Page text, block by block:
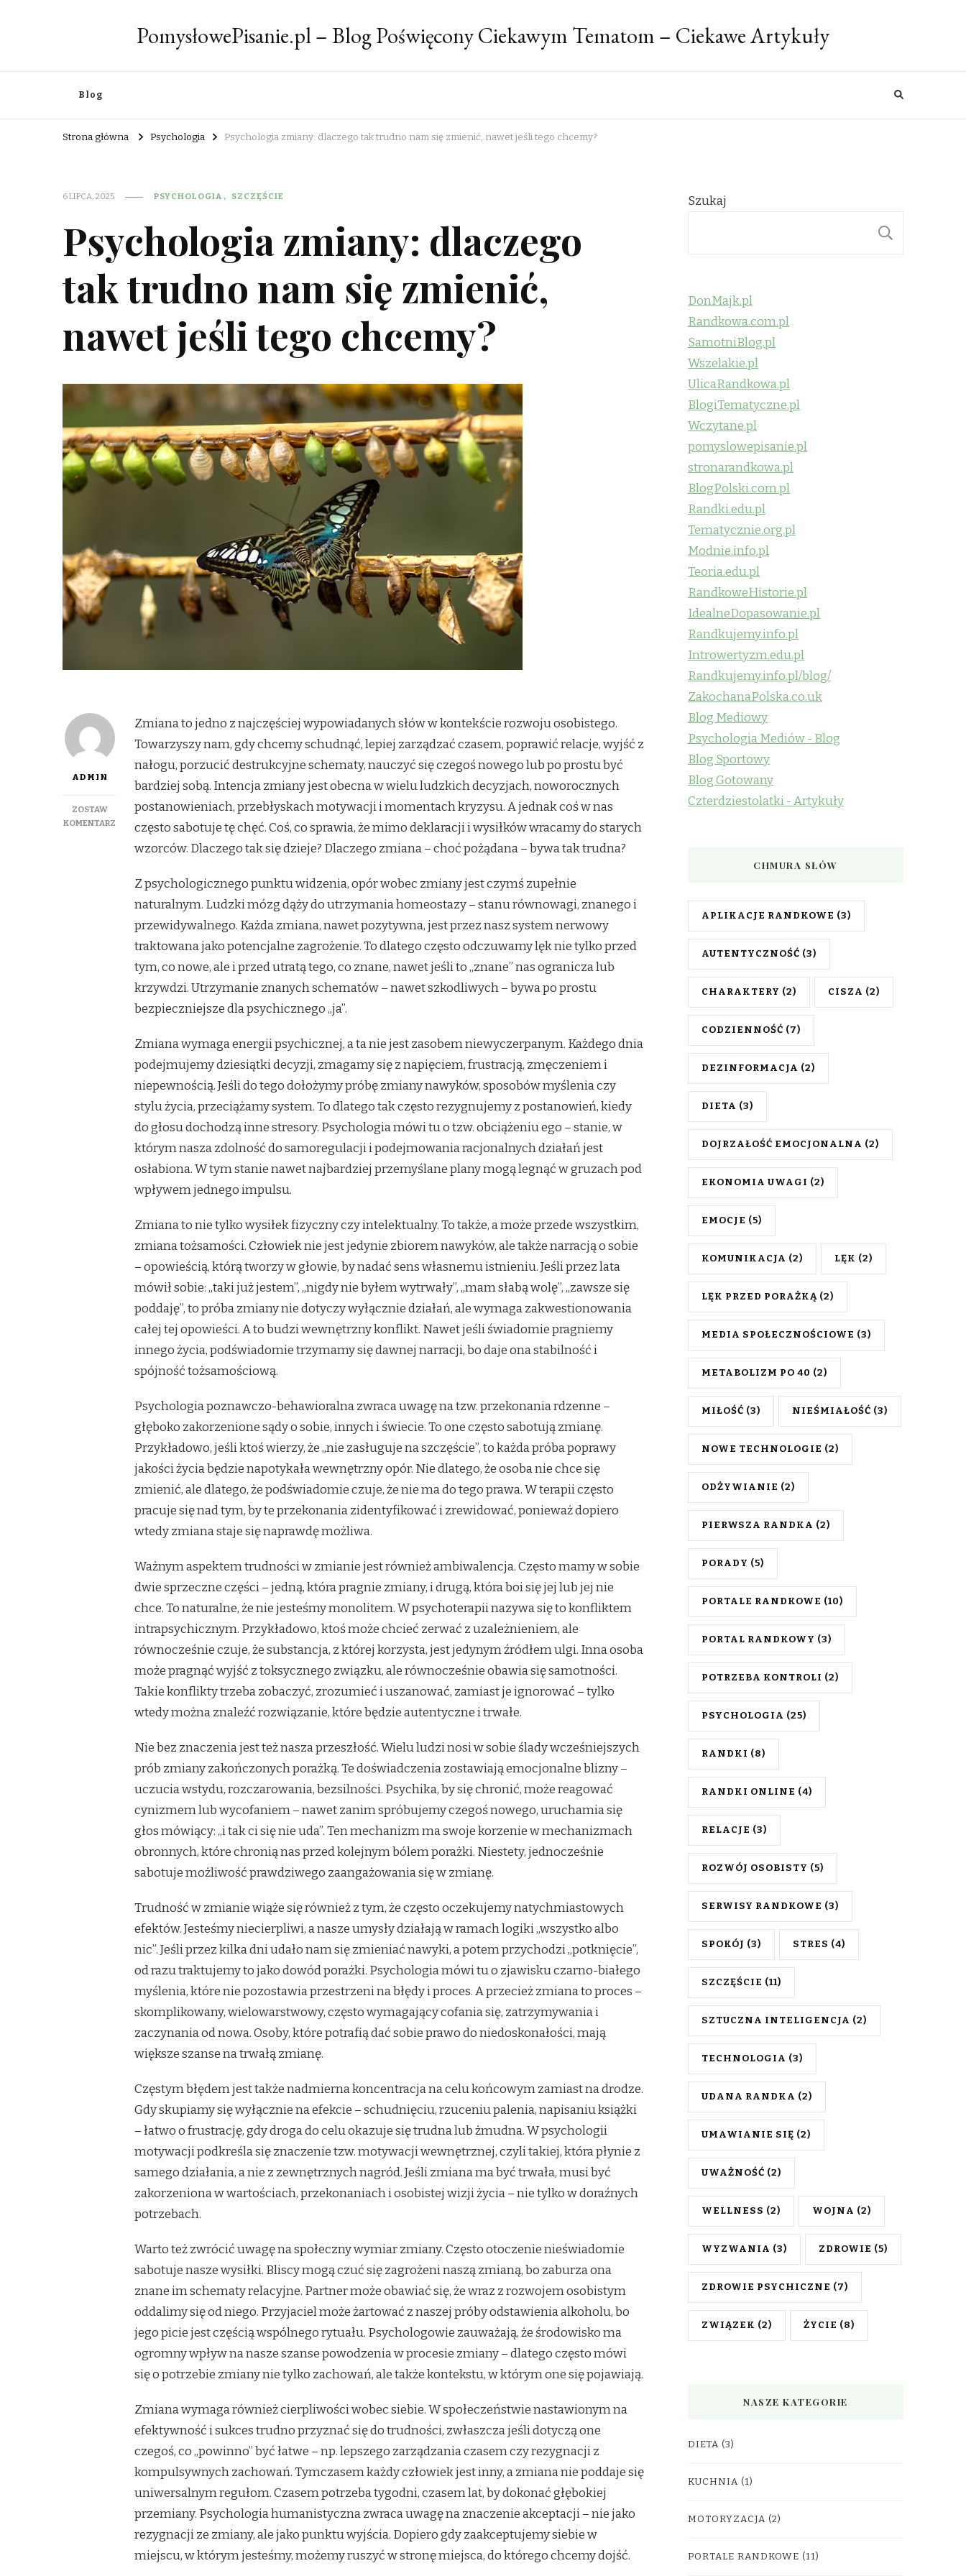
PomysłowePisanie.pl – Blog Poświęcony Ciekawym Tematom – Ciekawe Artykuły
Blog
Strona główna Psychologia Psychologia zmiany: dlaczego tak trudno nam się zmienić, nawet jeśli tego chcemy?
6 LIPCA, 2025 PSYCHOLOGIA SZCZĘŚCIE
Psychologia zmiany: dlaczego
tak trudno nam się zmienić,
nawet jeśli tego chcemy?
ADMIN
ZOSTAW
KOMENTARZ
PSYCHOLOGIA
ZMIANY:
TRUDNO
ZMIENIĆ,
NAWET
TEGO
CHCEMY?
Zmiana to jedno z najczęściej wypowiadanych słów w kontekście rozwoju osobistego.
Towarzyszy nam, gdy chcemy schudnąć, lepiej zarządzać czasem, poprawić relacje, wyjść z
nałogu, porzucić destrukcyjne schematy, nauczyć się czegoś nowego lub po prostu być
bardziej sobą. Intencja zmiany jest obecna w wielu ludzkich decyzjach, noworocznych
postanowieniach, przebłyskach motywacji i momentach kryzysu. A jednak coś w nas
często sabotuje tę chęć. Coś, co sprawia, że mimo deklaracji i wysiłków wracamy do starych
wzorców. Dlaczego tak się dzieje? Dlaczego zmiana – choć pożądana – bywa tak trudna?
Z psychologicznego punktu widzenia, opór wobec zmiany jest czymś zupełnie
naturalnym. Ludzki mózg dąży do utrzymania homeostazy – stanu równowagi, znanego i
przewidywalnego. Każda zmiana, nawet pozytywna, jest przez nasz system nerwowy
traktowana jako potencjalne zagrożenie. To dlatego często odczuwamy lęk nie tylko przed
tym, co nowe, ale i przed utratą tego, co znane, nawet jeśli to „znane” nas ogranicza lub
krzywdzi. Utrzymanie znanych schematów – nawet szkodliwych – bywa po prostu
bezpieczniejsze dla psychicznego „ja”.
Zmiana wymaga energii psychicznej, a ta nie jest zasobem niewyczerpanym. Każdego dnia
podejmujemy dziesiątki decyzji, zmagamy się z napięciem, frustracją, zmęczeniem i
niepewnością. Jeśli do tego dołożymy próbę zmiany nawyków, sposobów myślenia czy
stylu życia, przeciążamy system. To dlatego tak często rezygnujemy z postanowień, kiedy
do głosu dochodzą inne stresory. Psychologia mówi tu o tzw. obciążeniu ego – stanie, w
którym nasza zdolność do samoregulacji i podejmowania racjonalnych działań jest
osłabiona. W tym stanie nawet najbardziej przemyślane plany mogą legnąć w gruzach pod
wpływem jednego impulsu.
Zmiana to nie tylko wysiłek fizyczny czy intelektualny. To także, a może przede wszystkim,
zmiana tożsamości. Człowiek nie jest jedynie zbiorem nawyków, ale także narracją o sobie
– opowieścią, którą tworzy w głowie, by nadać sens własnemu istnieniu. Jeśli przez lata
mówił sobie: „taki już jestem”, „nigdy nie byłem wytrwały”, „mam słabą wolę”, „zawsze się
poddaję”, to próba zmiany nie dotyczy wyłącznie działań, ale wymaga zakwestionowania
całej tej opowieści. A to budzi wewnętrzny konflikt. Nawet jeśli świadomie pragniemy
innego życia, podświadomie trzymamy się dawnej narracji, bo daje ona stabilność i
spójność tożsamościową.
Psychologia poznawczo-behawioralna zwraca uwagę na tzw. przekonania rdzenne –
głęboko zakorzenione sądy o sobie, innych i świecie. To one często sabotują zmianę.
Przykładowo, jeśli ktoś wierzy, że „nie zasługuje na szczęście”, to każda próba poprawy
jakości życia będzie napotykała wewnętrzny opór. Nie dlatego, że osoba nie chce się
zmienić, ale dlatego, że podświadomie czuje, że nie ma do tego prawa. W terapii często
pracuje się nad tym, by te przekonania zidentyfikować i zrewidować, ponieważ dopiero
wtedy zmiana staje się naprawdę możliwa.
Ważnym aspektem trudności w zmianie jest również ambiwalencja. Często mamy w sobie
dwie sprzeczne części – jedną, która pragnie zmiany, i drugą, która boi się jej lub jej nie
chce. To naturalne, że nie jesteśmy monolitem. W psychoterapii nazywa się to konfliktem
intrapsychicznym. Przykładowo, ktoś może chcieć zerwać z uzależnieniem, ale
równocześnie czuje, że substancja, z której korzysta, jest jedynym źródłem ulgi. Inna osoba
może pragnąć wyjść z toksycznego związku, ale równocześnie obawia się samotności.
Takie konflikty trzeba zobaczyć, zrozumieć i uszanować, zamiast je ignorować – tylko
wtedy można znaleźć rozwiązanie, które będzie autentyczne i trwałe.
Nie bez znaczenia jest też nasza przeszłość. Wielu ludzi nosi w sobie ślady wcześniejszych
prób zmiany zakończonych porażką. Te doświadczenia zostawiają emocjonalne blizny –
uczucia wstydu, rozczarowania, bezsilności. Psychika, by się chronić, może reagować
cynizmem lub wycofaniem – nawet zanim spróbujemy czegoś nowego, uruchamia się
głos mówiący: „i tak ci się nie uda”. Ten mechanizm ma swoje korzenie w mechanizmach
obronnych, które chronią nas przed kolejnym bólem porażki. Niestety, jednocześnie
sabotuje możliwość prawdziwego zaangażowania się w zmianę.
Trudność w zmianie wiąże się również z tym, że często oczekujemy natychmiastowych
efektów. Jesteśmy niecierpliwi, a nasze umysły działają w ramach logiki „wszystko albo
nic”. Jeśli przez kilka dni udało nam się zmieniać nawyki, a potem przychodzi „potknięcie”,
od razu traktujemy to jako dowód porażki. Psychologia mówi tu o zjawisku czarno-białego
myślenia, które nie pozostawia przestrzeni na błędy i proces. A przecież zmiana to proces –
skomplikowany, wielowarstwowy, często wymagający cofania się, zatrzymywania i
zaczynania od nowa. Osoby, które potrafią dać sobie prawo do niedoskonałości, mają
większe szanse na trwałą zmianę.
Częstym błędem jest także nadmierna koncentracja na celu końcowym zamiast na drodze.
Gdy skupiamy się wyłącznie na efekcie – schudnięciu, rzuceniu palenia, napisaniu książki
– łatwo o frustrację, gdy droga do celu okazuje się trudna lub żmudna. W psychologii
motywacji podkreśla się znaczenie tzw. motywacji wewnętrznej, czyli takiej, która płynie z
samego działania, a nie z zewnętrznych nagród. Jeśli zmiana ma być trwała, musi być
zakorzeniona w wartościach, przekonaniach i osobistej wizji życia – nie tylko w doraźnych
potrzebach.
Warto też zwrócić uwagę na społeczny wymiar zmiany. Często otoczenie nieświadomie
sabotuje nasze wysiłki. Bliscy mogą czuć się zagrożeni naszą zmianą, bo zaburza ona
znane im schematy relacyjne. Partner może obawiać się, że wraz z rozwojem osobistym
oddalimy się od niego. Przyjaciel może żartować z naszej próby odstawienia alkoholu, bo
jego picie jest częścią wspólnego rytuału. Psychologowie zauważają, że środowisko ma
ogromny wpływ na nasze szanse powodzenia w procesie zmiany – dlatego często mówi
się o potrzebie zmiany nie tylko zachowań, ale także kontekstu, w którym one się pojawiają.
Zmiana wymaga również cierpliwości wobec siebie. W społeczeństwie nastawionym na
efektywność i sukces trudno przyznać się do trudności, zwłaszcza jeśli dotyczą one
czegoś, co „powinno” być łatwe – np. lepszego zarządzania czasem czy rezygnacji z
kompulsywnych zachowań. Tymczasem każdy człowiek jest inny, a zmiana nie poddaje się
uniwersalnym regułom. Czasem potrzeba tygodni, czasem lat, by dokonać głębokiej
przemiany. Psychologia humanistyczna zwraca uwagę na znaczenie akceptacji – nie jako
rezygnacji ze zmiany, ale jako punktu wyjścia. Dopiero gdy zaakceptujemy siebie w
miejscu, w którym jesteśmy, możemy ruszyć w stronę miejsca, do którego chcemy dojść.
Szukaj
DonMajk.pl
Randkowa.com.pl
SamotniBlog.pl
Wszelakie.pl
UlicaRandkowa.pl
BlogiTematyczne.pl
Wczytane.pl
pomyslowepisanie.pl
stronarandkowa.pl
BlogPolski.com.pl
Randki.edu.pl
Tematycznie.org.pl
Modnie.info.pl
Teoria.edu.pl
RandkoweHistorie.pl
IdealneDopasowanie.pl
Randkujemy.info.pl
Introwertyzm.edu.pl
Randkujemy.info.pl/blog/
ZakochanaPolska.co.uk
Blog Mediowy
Psychologia Mediów - Blog
Blog Sportowy
Blog Gotowany
Czterdziestolatki - Artykuły
CHMURA SŁÓW
APLIKACJE RANDKOWE (3)
AUTENTYCZNOŚĆ (3)
CHARAKTERY (2) CISZA (2)
CODZIENNOŚĆ (7)
DEZINFORMACJA (2)
DIETA (3)
DOJRZAŁOŚĆ EMOCJONALNA (2)
EKONOMIA UWAGI (2)
EMOCJE (5)
KOMUNIKACJA (2) LĘK (2)
LĘK PRZED PORAŻKĄ (2)
MEDIA SPOŁECZNOŚCIOWE (3)
METABOLIZM PO 40 (2)
MIŁOŚĆ (3) NIEŚMIAŁOŚĆ (3)
NOWE TECHNOLOGIE (2)
ODŻYWIANIE (2)
PIERWSZA RANDKA (2)
PORADY (5)
PORTALE RANDKOWE (10)
PORTAL RANDKOWY (3)
POTRZEBA KONTROLI (2)
PSYCHOLOGIA (25)
RANDKI (8)
RANDKI ONLINE (4)
RELACJE (3)
ROZWÓJ OSOBISTY (5)
SERWISY RANDKOWE (3)
SPOKÓJ (3) STRES (4)
SZCZĘŚCIE (11)
SZTUCZNA INTELIGENCJA (2)
TECHNOLOGIA (3)
UDANA RANDKA (2)
UMAWIANIE SIĘ (2)
UWAŻNOŚĆ (2)
WELLNESS (2) WOJNA (2)
WYZWANIA (3) ZDROWIE (5)
ZDROWIE PSYCHICZNE (7)
ZWIĄZEK (2) ŻYCIE (8)
NASZE KATEGORIE
DIETA (3)
KUCHNIA (1)
MOTORYZACJA (2)
PORTALE RANDKOWE (11)